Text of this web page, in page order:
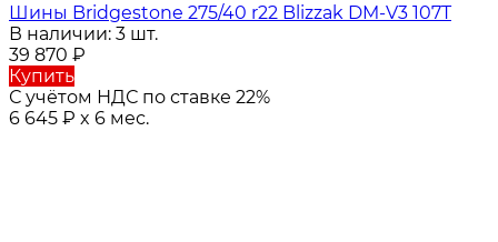
Шины Bridgestone 275/40 r22 Blizzak DM-V3 107T
В наличии: 3 шт.
39 870 ₽
Купить
С учётом НДС по ставке 22%
6 645 ₽ x 6 мес.